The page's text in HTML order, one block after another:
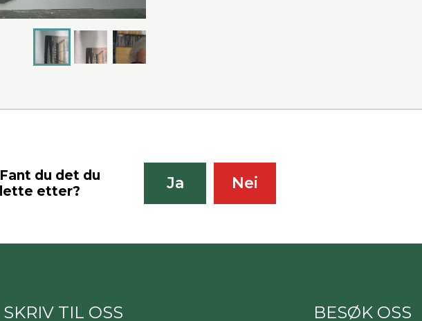
Fant du det du
lette etter?
Ja Nei
SKRIV TIL OSS BESØK OSS